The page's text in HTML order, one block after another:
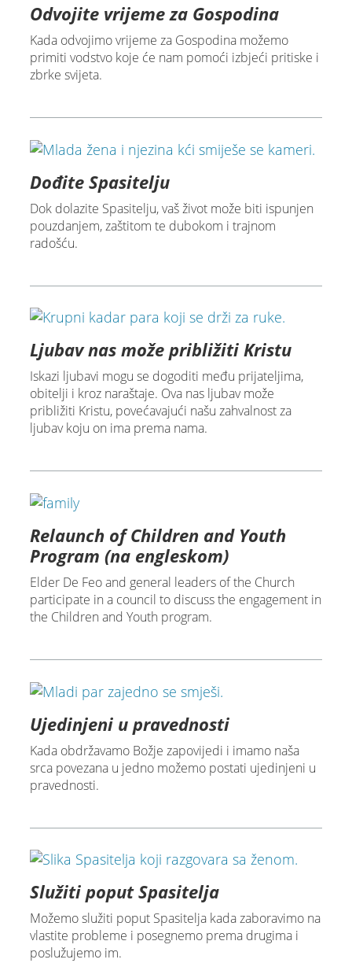
Odvojite vrijeme za Gospodina
Kada odvojimo vrijeme za Gospodina možemo
primiti vodstvo koje će nam pomoći izbjeći pritiske i
zbrke svijeta.
Dođite Spasitelju
Dok dolazite Spasitelju, vaš život može biti ispunjen
pouzdanjem, zaštitom te dubokom i trajnom
radošću.
Ljubav nas može približiti Kristu
Iskazi ljubavi mogu se dogoditi među prijateljima,
obitelji i kroz naraštaje. Ova nas ljubav može
približiti Kristu, povećavajući našu zahvalnost za
ljubav koju on ima prema nama.
Relaunch of Children and Youth
Program (na engleskom)
Elder De Feo and general leaders of the Church
participate in a council to discuss the engagement in
the Children and Youth program.
Ujedinjeni u pravednosti
Kada obdržavamo Božje zapovijedi i imamo naša
srca povezana u jedno možemo postati ujedinjeni u
pravednosti.
Služiti poput Spasitelja
Možemo služiti poput Spasitelja kada zaboravimo na
vlastite probleme i posegnemo prema drugima i
poslužujemo im.